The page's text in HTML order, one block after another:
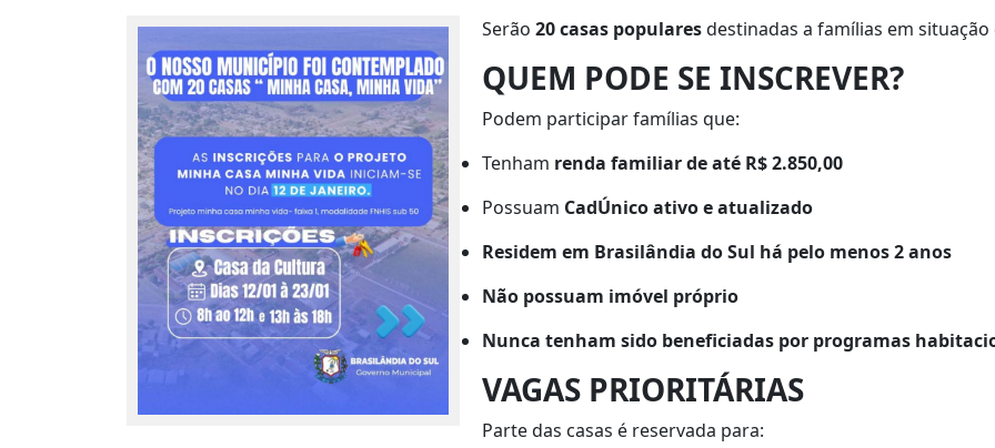
Serão 20 casas popularesdestinadas a famílias em
QUEM PODE SE INSCREVER?
Podem participar famílias que:
Tenham renda familiar de até R$ 2.850,00
Possuam CadÚnico ativo e atualizado
Residem em Brasilândia do Sul há pelo menos 2 anos
Não possuam imóvel próprio
Nunca tenham sido beneficiadas por programas
VAGAS PRIORITÁRIAS
Parte das casas é reservada para: